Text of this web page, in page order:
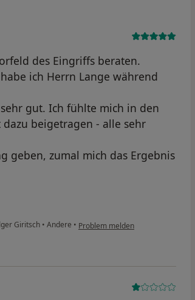
des Eingriffs beraten.
ich Herrn Lange während
gut. Ich fühlte mich in den
beigetragen - alle sehr
geben, zumal mich das Ergebnis
Giritsch • Andere • Problem melden